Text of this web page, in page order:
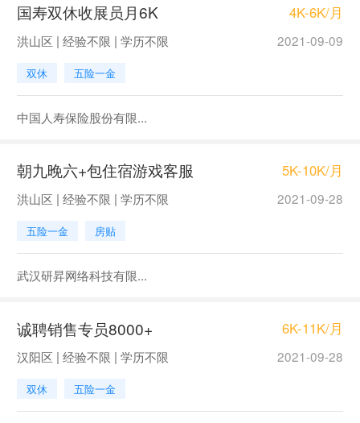
国寿双休收展员月6K 4K-6K/月
洪山区 | 经验不限 | 学历不限 2021-09-09
双休 五险一金
中国人寿保险股份有限...
朝九晚六+包住宿游戏客服 5K-10K/月
洪山区 | 经验不限 | 学历不限 2021-09-28
五险一金 房贴
武汉研昇网络科技有限...
诚聘销售专员8000+ 6K-11K/月
汉阳区 | 经验不限 | 学历不限 2021-09-28
双休 五险一金